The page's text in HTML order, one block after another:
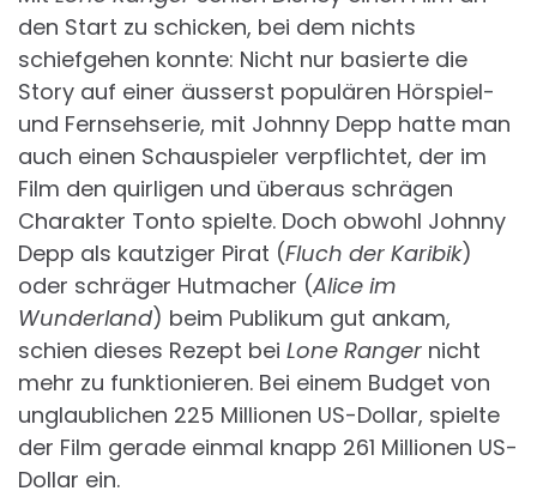
den Start zu schicken, bei dem nichts
schiefgehen konnte: Nicht nur basierte die
Story auf einer äusserst populären Hörspiel-
und Fernsehserie, mit Johnny Depp hatte man
auch einen Schauspieler verpflichtet, der im
Film den quirligen und überaus schrägen
Charakter Tonto spielte. Doch obwohl Johnny
Depp als kautziger Pirat (Fluch der Karibik)
oder schräger Hutmacher (Alice im
Wunderland) beim Publikum gut ankam,
schien dieses Rezept bei Lone Ranger nicht
mehr zu funktionieren. Bei einem Budget von
unglaublichen 225 Millionen US-Dollar, spielte
der Film gerade einmal knapp 261 Millionen US-
Dollar ein.